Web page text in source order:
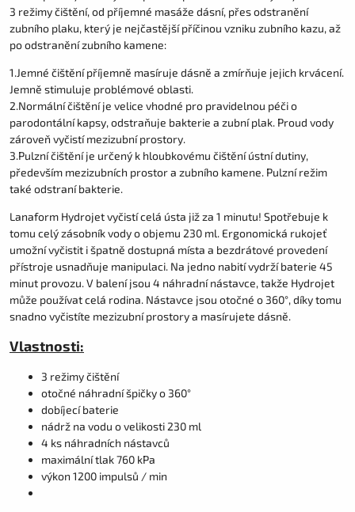
3 režimy čištění, od příjemné masáže dásní, přes odstranění
zubního plaku, který je nejčastější příčinou vzniku zubního kazu, až
po odstranění zubního kamene:
1.Jemné čištění příjemně masíruje dásně a zmírňuje jejich krvácení.
Jemně stimuluje problémové oblasti.
2.Normální čištění je velice vhodné pro pravidelnou péči o
parodontální kapsy, odstraňuje bakterie a zubní plak. Proud vody
zároveň vyčistí mezizubní prostory.
3.Pulzní čištění je určený k hloubkovému čištění ústní dutiny,
především mezizubních prostor a zubního kamene. Pulzní režim
také odstraní bakterie.
Lanaform Hydrojet vyčistí celá ústa již za 1 minutu! Spotřebuje k
tomu celý zásobník vody o objemu 230 ml. Ergonomická rukojeť
umožní vyčistit i špatně dostupná místa a bezdrátové provedení
přístroje usnadňuje manipulaci. Na jedno nabití vydrží baterie 45
minut provozu. V balení jsou 4 náhradní nástavce, takže Hydrojet
může používat celá rodina. Nástavce jsou otočné o 360°, díky tomu
snadno vyčistíte mezizubní prostory a masírujete dásně.
Vlastnosti:
3 režimy čištění
otočné náhradní špičky o 360°
dobíjecí baterie
nádrž na vodu o velikosti 230 ml
4 ks náhradních nástavců
maximální tlak 760 kPa
výkon 1200 impulsů / min